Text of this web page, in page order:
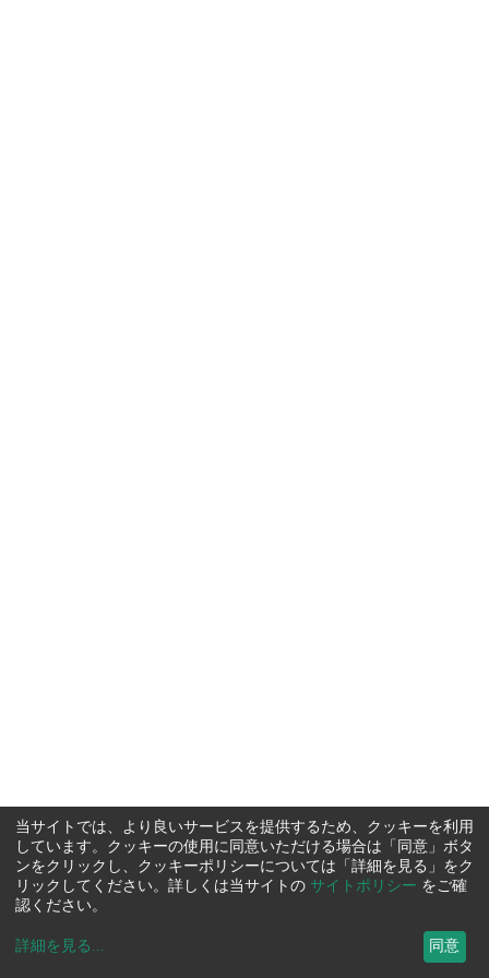
当サイトでは、より良いサービスを提供するため、クッキーを利用
しています。クッキーの使用に同意いただける場合は「同意」ボタ
ンをクリックし、クッキーポリシーについては「詳細を見る」をク
リックしてください。詳しくは当サイトの サイトポリシー をご確
認ください。
詳細を見る ... 同意